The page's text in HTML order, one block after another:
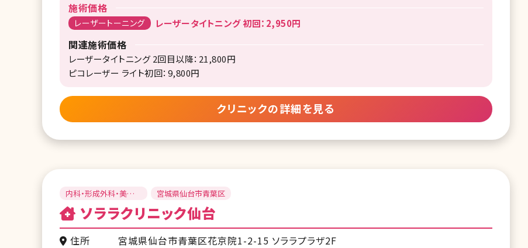
施術価格
レーザートーニング レーザータイトニング 初回：2,950円
関連施術価格
レーザータイトニング 2回目以降：21,800円
ピコレーザー ライト初回：9,800円
クリニックの詳細を見る
内科・形成外科・美容
皮膚科
宮城県仙台市青葉区
ソララクリニック仙台
住所
宮城県仙台市青葉区花京院1-2-15 ソララプラザ2F